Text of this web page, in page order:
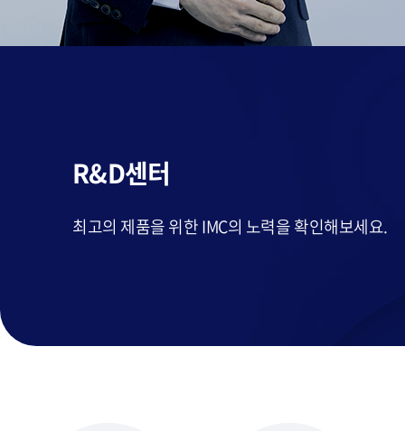
R&D센터
최고의 제품을 위한 IMC의 노력을 확인해보세요.